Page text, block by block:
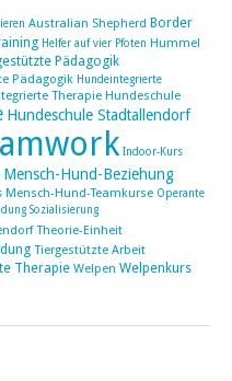
Australian Shepherd Border
Helfer auf vier Pfoten Hummel
Pädagogik
Pädagogik Hundeintegrierte
Therapie Hundeschule
Hundeschule Stadtallendorf
Indoor-Kurs
Mensch-Hund-Beziehung
Mensch-Hund-Teamkurse Operante
Sozialisierung
Theorie-Einheit
Tiergestützte Arbeit
Therapie Welpen Welpenkurs